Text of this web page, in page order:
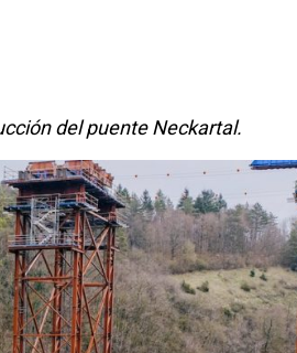
del puente Neckartal.